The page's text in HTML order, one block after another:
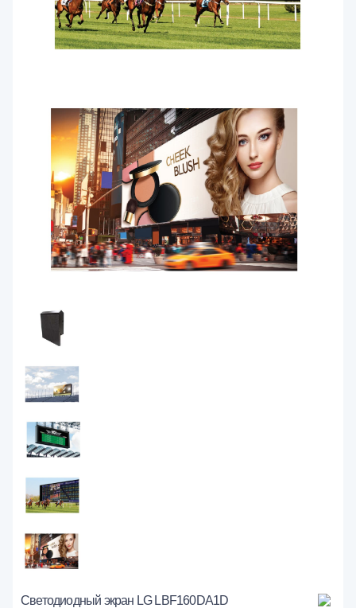
Светодиодный экран LG LBF160DA1D